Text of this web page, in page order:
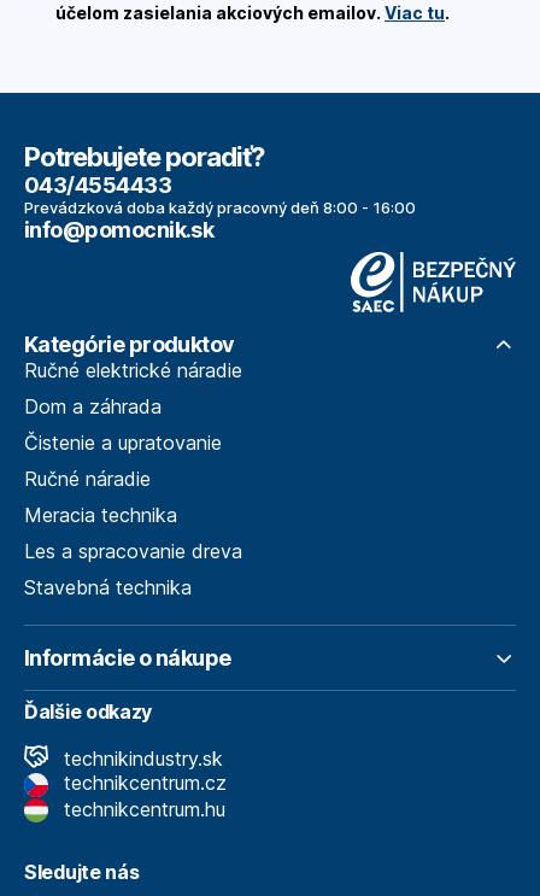
účelom zasielania akciových emailov. Viac tu.
Potrebujete poradiť?
043/4554433
Prevádzková doba každý pracovný deň 8:00 - 16:00
info@pomocnik.sk
Kategórie produktov
Ručné elektrické náradie
Dom a záhrada
Čistenie a upratovanie
Ručné náradie
Meracia technika
Les a spracovanie dreva
Stavebná technika
Informácie o nákupe
Ďalšie odkazy
technikindustry.sk
technikcentrum.cz
technikcentrum.hu
Sledujte nás